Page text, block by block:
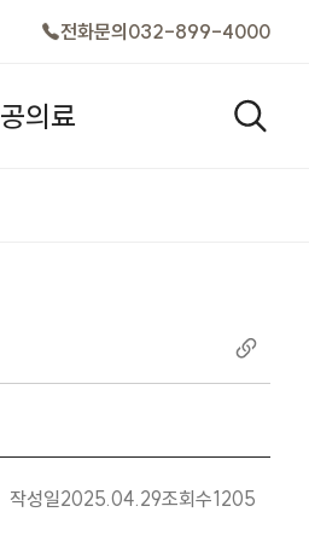
전화문의 032-899-4000
공의료 검색창
작성일2025.04.29조회수1205